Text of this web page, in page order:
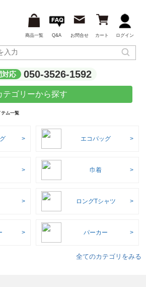
商品一覧 Q&A お問合せ カート ログイン
対応 050-3526-1592
テゴリーから探す
テム一覧
エコバッグ
巾着
ロングTシャツ
パーカー
全てのカテゴリをみる